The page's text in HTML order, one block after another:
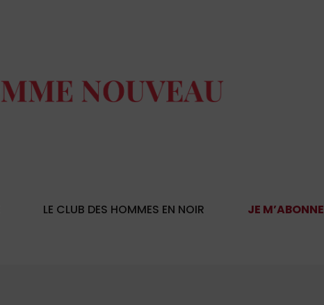
LE CLUB DES HOMMES EN NOIR JE M’ABONNE